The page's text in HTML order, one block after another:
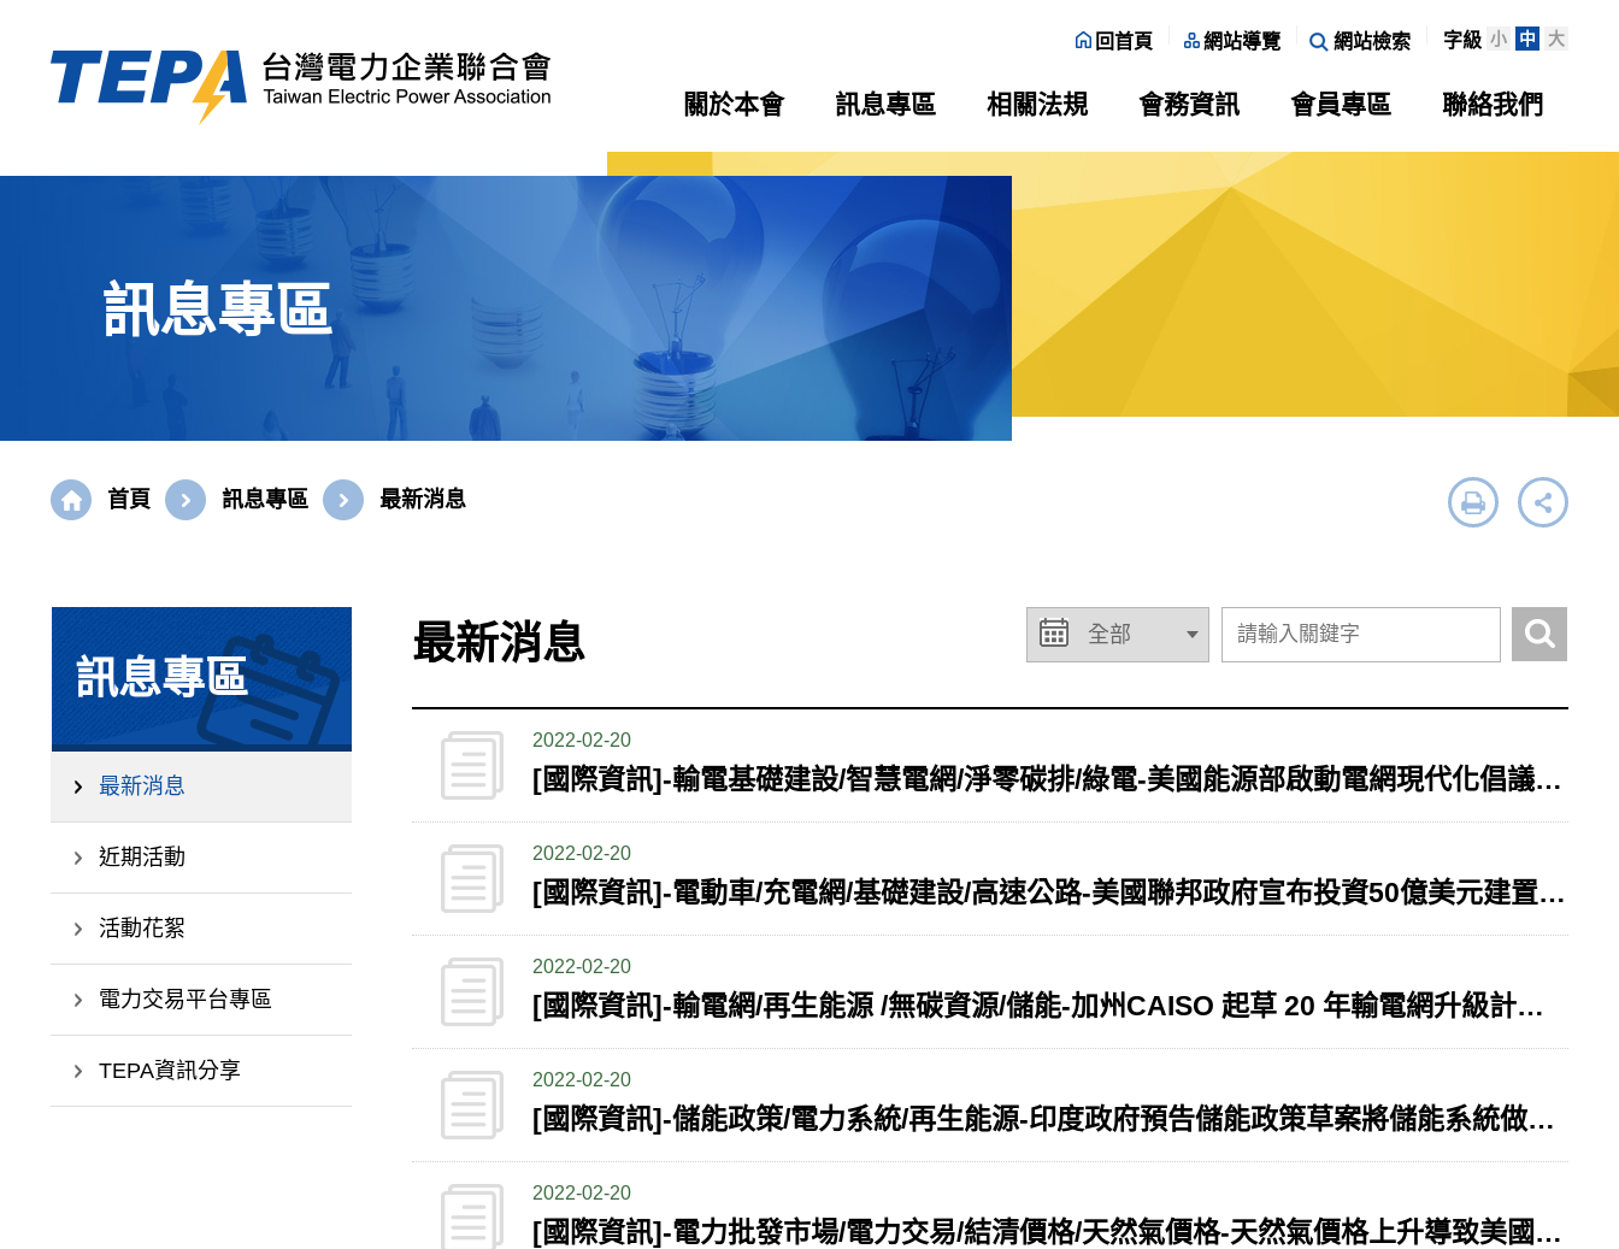
回首頁 網站導覽 網站檢索 字級 小 中 大
關於本會 訊息專區 相關法規 會務資訊 會員專區 聯絡我們
訊息專區
首頁 訊息專區 最新消息
訊息專區
最新消息
近期活動
活動花絮
電力交易平台專區
TEPA資訊分享
最新消息
2022-02-20
[國際資訊]-輸電基礎建設/智慧電網/淨零碳排/綠電-美國能源部啟動電網現代化倡議計畫
2022-02-20
[國際資訊]-電動車/充電網/基礎建設/高速公路-美國聯邦政府宣布投資50億美元建置電動車充電網
2022-02-20
[國際資訊]-輸電網/再生能源 /無碳資源/儲能-加州CAISO 起草 20 年輸電網升級計畫邁向2045年100%再生能源與無碳資源目標
2022-02-20
[國際資訊]-儲能政策/電力系統/再生能源-印度政府預告儲能政策草案將儲能系統做為電力系統的一部分
2022-02-20
[國際資訊]-電力批發市場/電力交易/結清價格/天然氣價格-天然氣價格上升導致美國2021年電力批發市場結清價格較2020年高